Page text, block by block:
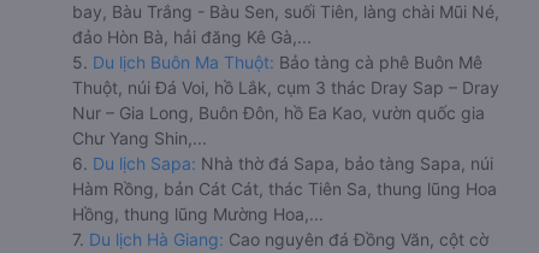
bay, Bàu Trắng - Bàu Sen, suối Tiên, làng chài Mũi Né,
đảo Hòn Bà, hải đăng Kê Gà,...
5. Du lịch Buôn Ma Thuột: Bảo tàng cà phê Buôn Mê
Thuột, núi Đá Voi, hồ Lắk, cụm 3 thác Dray Sap – Dray
Nur – Gia Long, Buôn Đôn, hồ Ea Kao, vườn quốc gia
Chư Yang Shin,...
6. Du lịch Sapa: Nhà thờ đá Sapa, bảo tàng Sapa, núi
Hàm Rồng, bản Cát Cát, thác Tiên Sa, thung lũng Hoa
Hồng, thung lũng Mường Hoa,...
7. Du lịch Hà Giang: Cao nguyên đá Đồng Văn, cột cờ